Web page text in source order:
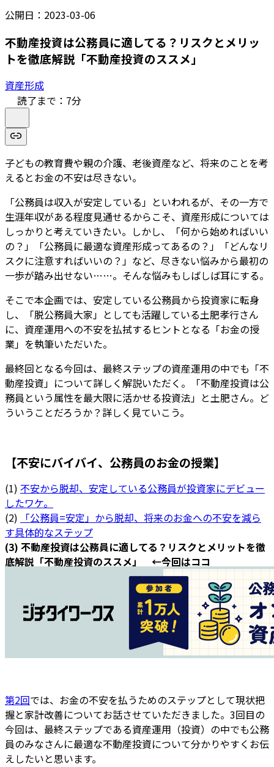
公開日： 2023-03-06
不動産投資は公務員に適してる？リスクとメリッ
トを徹底解説「不動産投資のススメ」
資産形成
読了まで： 7分
子どもの教育費や親の介護、老後資産など、将来のことを考
えるとお金の不安は尽きない。
「公務員は収入が安定している」といわれるが、その一方で
生涯年収がある程度見通せるからこそ、資産形成については
しっかりと考えていきたい。しかし、「何から始めればいい
の？」「公務員に最適な資産形成ってあるの？」「どんなリ
スクに注意すればいいの？」など、尽きない悩みから最初の
一歩が踏み出せない……。そんな悩みもしばしば耳にする。
そこで本企画では、安定している公務員から投資家に転身
し、「脱公務員大家」としても活躍している土肥孝行さん
に、資産運用への不安を払拭するヒントとなる「お金の授
業」を執筆いただいた。
最終回となる今回は、最終ステップの資産運用の中でも「不
動産投資」について詳しく解説いただく。「不動産投資は公
務員という属性を最大限に活かせる投資法」と土肥さん。ど
ういうことだろうか？詳しく見ていこう。
【不安にバイバイ、公務員のお金の授業】
(1) 不安から脱却、安定している公務員が投資家にデビュー
したワケ。
(2)
「公務員=安定」から脱却、将来のお金への不安を減ら
す具体的なステップ
(3) 不動産投資は公務員に適してる？リスクとメリットを徹
底解説「不動産投資のススメ」 ←今回はココ
第2回では、お金の不安を払うためのステップとして現状把
握と家計改善についてお話させていただきました。3回目の
今回は、最終ステップである資産運用（投資）の中でも公務
員のみなさんに最適な不動産投資について分かりやすくお伝
えしたいと思います。